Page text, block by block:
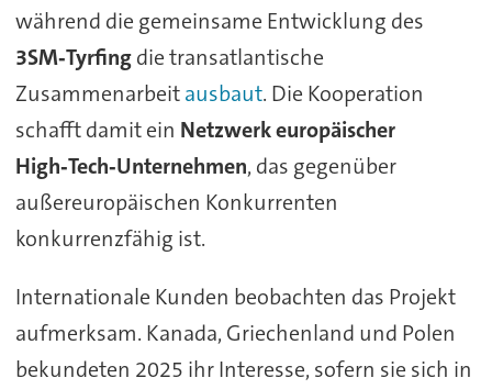
während die gemeinsame Entwicklung des
3SM‑Tyrfingdie transatlantische
Zusammenarbeitausbaut. Die Kooperation
schafft damit ein Netzwerk europäischer
High‑Tech‑Unternehmen, das gegenüber
außereuropäischen Konkurrenten
konkurrenzfähig ist.
Internationale Kunden beobachten das Projekt
aufmerksam. Kanada, Griechenland und Polen
bekundeten 2025 ihr Interesse, sofern sie sich in